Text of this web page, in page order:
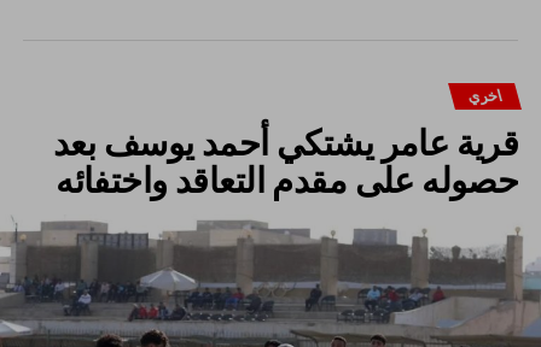
اخري
قرية عامر يشتكي أحمد يوسف بعد
حصوله على مقدم التعاقد واختفائه